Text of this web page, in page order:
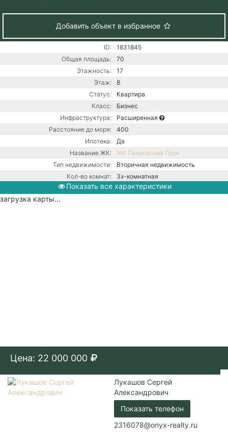
Добавить объект в избранное
ID:
1831845
Общая площадь:
70
Этажность:
17
Этаж:
8
Статус:
Квартира
Класс:
Бизнес
Инфраструктура:
Расширенная
Расстояние до моря:
400
Ипотека:
Да
Название ЖК:
ЖК Покровский Парк
Тип недвижимости:
Вторичная недвижимость
Кол-во комнат:
3х-комнатная
Тип дома:
Монолитный
Показать все характеристики
загрузка карты...
Цена: 22 000 000
Лукашов Сергей
Александрович
Показать телефон
2316078@onyx-realty.ru